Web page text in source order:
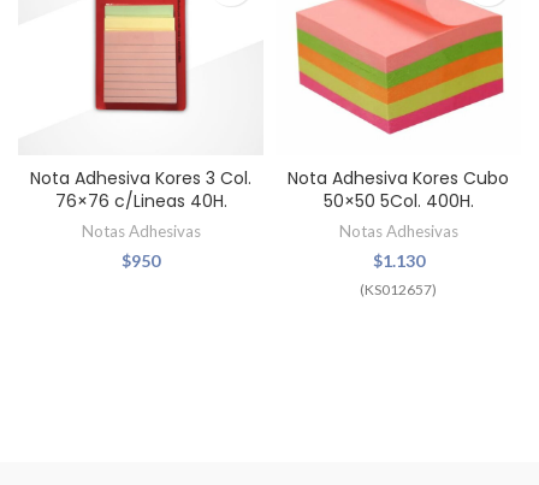
Nota Adhesiva Kores 3 Col.
76×76 c/Lineas 40H.
Notas Adhesivas
$950
Nota Adhesiva Kores Cubo
50×50 5Col. 400H.
Notas Adhesivas
$1.130
(KS012657)